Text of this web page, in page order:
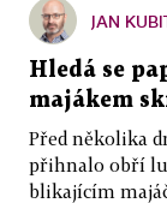
JAN
Hledá se
majákem
Před několika
přihnalo obří
blikajícím